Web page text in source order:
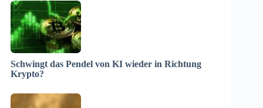
Schwingt das Pendel von KI wieder in Richtung
Krypto?